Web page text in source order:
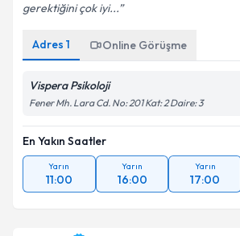
gerektiğini çok iyi...
Adres 1 Online Görüşme
Vispera Psikoloji
Fener Mh. Lara Cd. No: 201 Kat: 2 Daire: 3
En Yakın Saatler
Yarın
11:00
Yarın
16:00
Yarın
17:00